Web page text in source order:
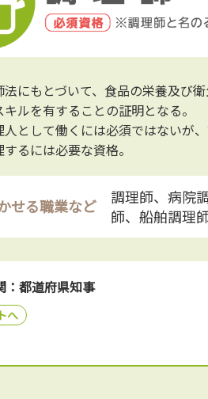
法にもとづいて、食品の栄養及び
キルを有することの証明となる。
として働くには必須ではないが
るには必要な資格。
せる職業など
調理師、病院
師、船舶調理
都道府県知事
へ